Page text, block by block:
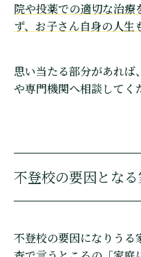
院や投薬での適切な治療
ず、お子さん自身の人生
思い当たる部分があれば
や専門機関へ相談してく
不登校の要因とな
不登校の要因になりうる